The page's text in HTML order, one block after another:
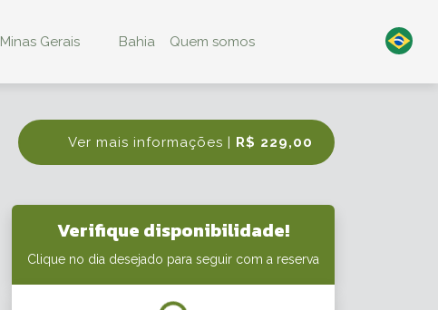
Minas Gerais Bahia Quem somos
Ver mais informações | R$ 229,00
Verifique disponibilidade!
Clique no dia desejado para seguir com a reserva